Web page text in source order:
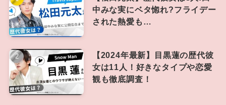
中みな実にベタ惚れ?フライデー
された熱愛も…
【2024年最新】目黒蓮の歴代彼
女は11人！好きなタイプや恋愛
観も徹底調査！